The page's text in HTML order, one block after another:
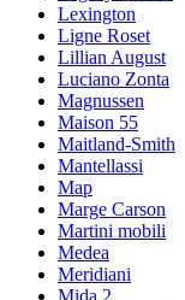
Lexington
Ligne Roset
Lillian August
Luciano Zonta
Magnussen
Maison 55
Maitland-Smith
Mantellassi
Map
Marge Carson
Martini mobili
Medea
Meridiani